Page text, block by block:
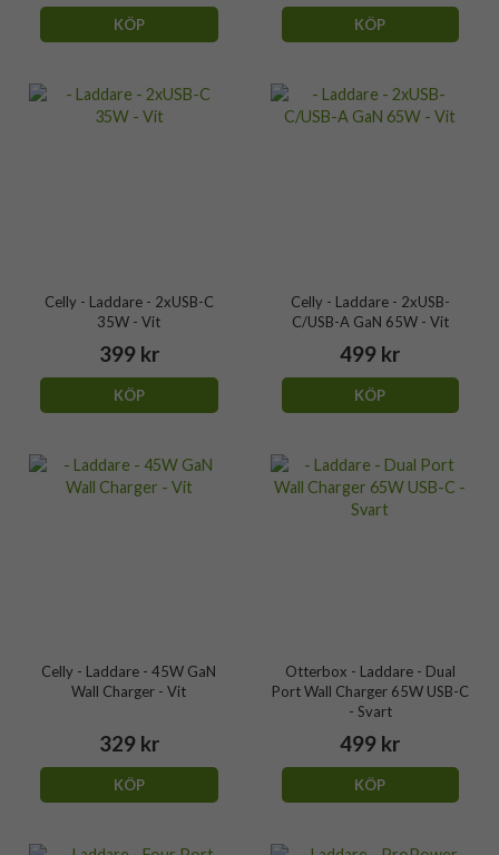
KÖP KÖP
Celly - Laddare - 2xUSB-C
35W - Vit
399 kr
KÖP
Celly - Laddare - 2xUSB-
C/USB-A GaN 65W - Vit
499 kr
KÖP
Celly - Laddare - 45W GaN
Wall Charger - Vit
329 kr
KÖP
Otterbox - Laddare - Dual
Port Wall Charger 65W USB-C
- Svart
499 kr
KÖP